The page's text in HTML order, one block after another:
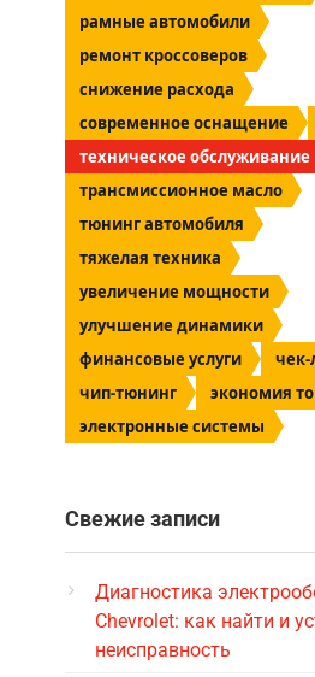
рамные автомобили
ремонт кроссоверов
снижение расхода
современное оснащение
техническое обслуживание
трансмиссионное масло
тюнинг автомобиля
тяжелая техника
увеличение мощности
улучшение динамики
финансовые услуги
чек-
чип-тюнинг
экономия
электронные системы
Свежие записи
Диагностика
Chevrolet: как найти и
неисправность